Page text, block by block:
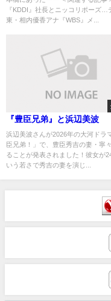
『KDDI』社長とニッコリポーズ…
東・相内優香アナ『WBS』メ...
『豊臣兄弟』と浜辺美波
浜辺美波さんが2026年の大河ドラ
臣兄弟！」で、豊臣秀吉の妻・寧
ることが発表されました！彼女が
いう若さで秀吉の妻を演じ...